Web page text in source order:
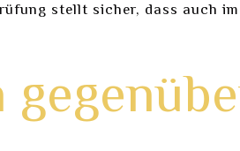
stellt sicher, dass auch